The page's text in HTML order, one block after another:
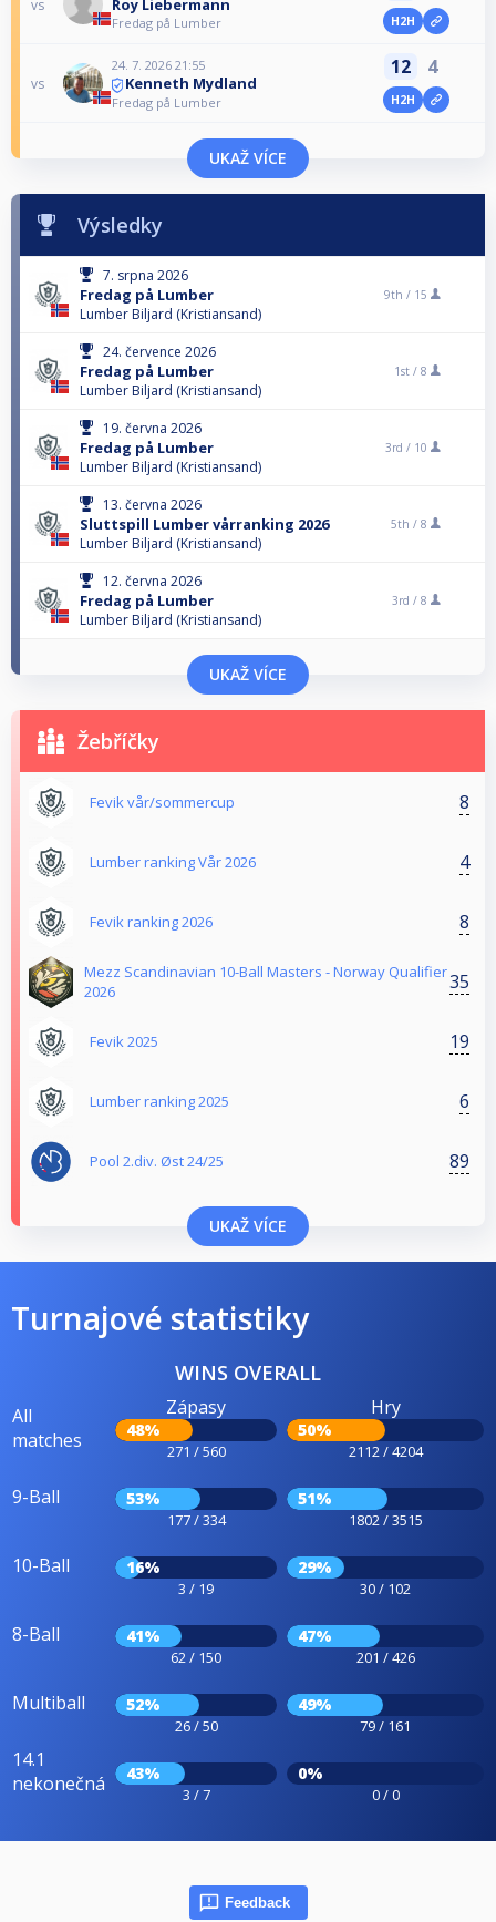
vs Roy Liebermann
Fredag på Lumber H2H
vs
24. 7. 2026 21:55
Kenneth Mydland
Fredag på Lumber
12 4
H2H
UKAŽ VÍCE
Výsledky
7. srpna 2026
Fredag på Lumber
Lumber Biljard (Kristiansand)
9th / 15
24. července 2026
Fredag på Lumber
Lumber Biljard (Kristiansand)
1st / 8
19. června 2026
Fredag på Lumber
Lumber Biljard (Kristiansand)
3rd / 10
13. června 2026
Sluttspill Lumber vårranking 2026
Lumber Biljard (Kristiansand)
5th / 8
12. června 2026
Fredag på Lumber
Lumber Biljard (Kristiansand)
3rd / 8
UKAŽ VÍCE
Žebříčky
Fevik vår/sommercup 8
Lumber ranking Vår 2026 4
Fevik ranking 2026 8
Mezz Scandinavian 10-Ball Masters - Norway Qualifier
2026
35
Fevik 2025 19
Lumber ranking 2025 6
Pool 2.div. Øst 24/25 89
UKAŽ VÍCE
Turnajové statistiky
WINS OVERALL
All
matches
Zápasy
48%
271 / 560
Hry
50%
2112 / 4204
9-Ball 53%
177 / 334
51%
1802 / 3515
10-Ball 16%
3 / 19
29%
30 / 102
8-Ball 41%
62 / 150
47%
201 / 426
Multiball 52%
26 / 50
49%
79 / 161
14.1
nekonečná
43%
3 / 7
0%
0 / 0
Feedback